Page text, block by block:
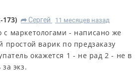
173) R Сергей 11 месяцев назад
с маркетологами - написано же
простой варик по предзаказу
окажется 1 - не рад 2 - не в
экз.